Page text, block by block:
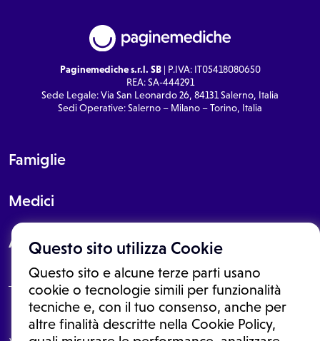
Questo sito utilizza Cookie
Questo sito e alcune terze parti usano
cookie o tecnologie simili per funzionalità
tecniche e, con il tuo consenso, anche per
altre finalità descritte nella Cookie Policy,
Paginemediche s.r.l. SB| P.IVA: IT05418080650
REA: SA-444291
Sede Legale: Via San Leonardo 26, 84131 Salerno, Italia
Sedi Operative: Salerno – Milano – Torino, Italia
Famiglie
Medici
About
Le informazioni proposte in questo sito non sono un consulto medico.
In nessun caso, queste informazioni sostituiscono un consulto, una